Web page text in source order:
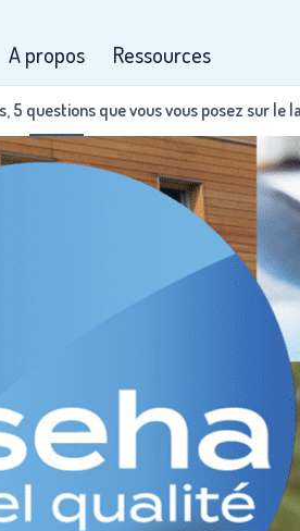
A propos Ressources
5 questions que vous vous posez sur le